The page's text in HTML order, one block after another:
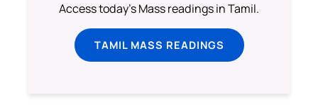
Access today's Mass readings in Tamil.
TAMIL MASS READINGS